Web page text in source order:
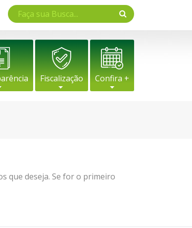
Fiscalização Confira +
que deseja. Se for o primeiro